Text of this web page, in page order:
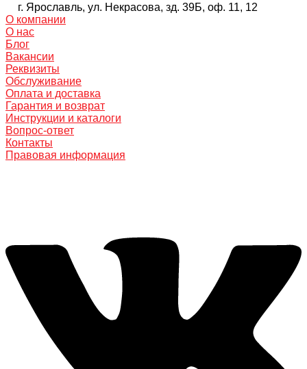
г. Ярославль, ул. Некрасова, зд. 39Б, оф. 11, 12
О компании
О нас
Блог
Вакансии
Реквизиты
Обслуживание
Оплата и доставка
Гарантия и возврат
Инструкции и каталоги
Вопрос-ответ
Контакты
Правовая информация